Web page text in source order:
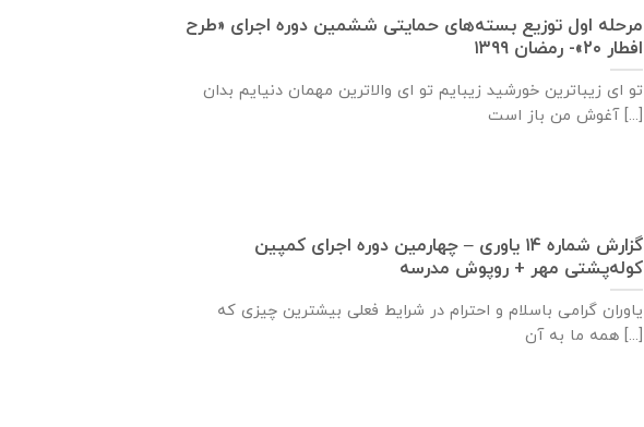
مرحله اول توزیع بسته‌های حمایتی ششمین دوره اجرای «طرح
افطار ۲۰»- رمضان ۱۳۹۹
تو ای زیباترین خورشید زیبایم تو ای والاترین مهمان دنیایم بدان
آغوش من باز است [...]
گزارش شماره ۱۴ یاوری – چهارمین دوره اجرای کمپین
کوله‌پشتی مهر + روپوش مدرسه
یاوران گرامی باسلام و احترام در شرایط فعلی بیشترین چیزی که
همه ما به آن [...]